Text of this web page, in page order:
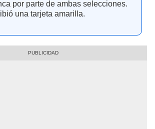
por parte de ambas selecciones.
una tarjeta amarilla.